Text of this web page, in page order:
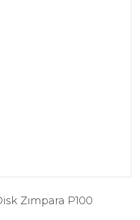
Zımpara P100